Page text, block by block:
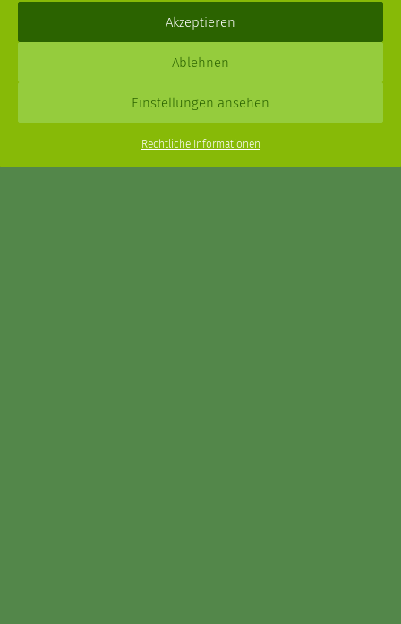
Akzeptieren
Ablehnen
Einstellungen ansehen
Rechtliche Informationen
Menu
XPDT : Marken & Kommunikation